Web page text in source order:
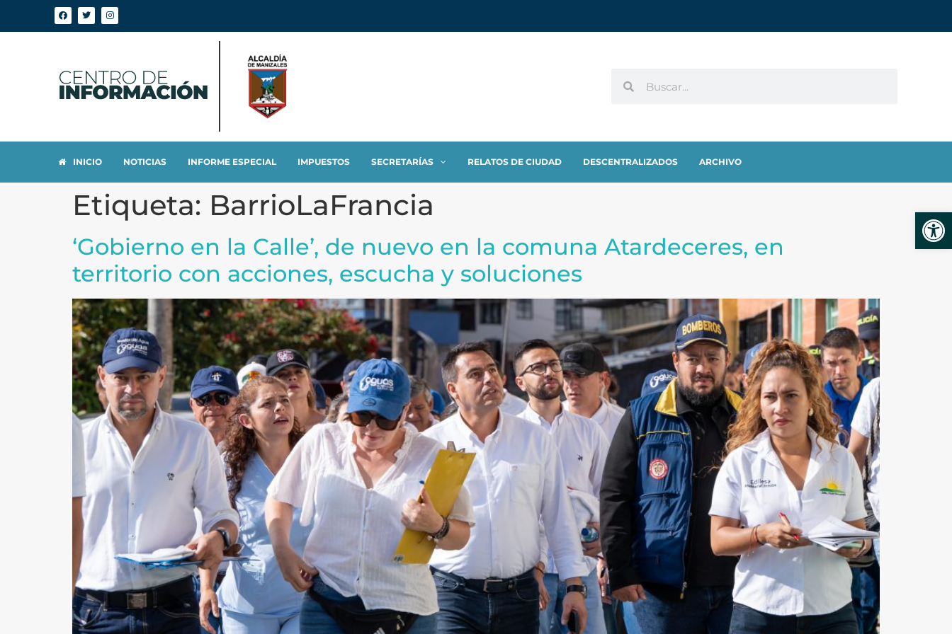
INICIO NOTICIAS INFORME ESPECIAL IMPUESTOS SECRETARÍAS RELATOS DE CIUDAD DESCENTRALIZADOS ARCHIVO
Etiqueta: BarrioLaFrancia
‘Gobierno en la Calle’, de nuevo en la comuna Atardeceres, en
territorio con acciones, escucha y soluciones